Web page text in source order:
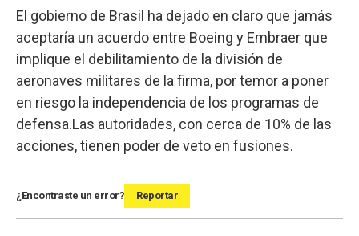
El gobierno de Brasil ha dejado en claro que jamás
aceptaría un acuerdo entre Boeing y Embraer que
implique el debilitamiento de la división de
aeronaves militares de la firma, por temor a poner
en riesgo la independencia de los programas de
defensa.Las autoridades, con cerca de 10% de las
acciones, tienen poder de veto en fusiones.
¿Encontraste un error? Reportar